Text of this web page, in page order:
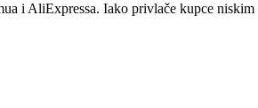
i AliExpressa. Iako privlače kupce